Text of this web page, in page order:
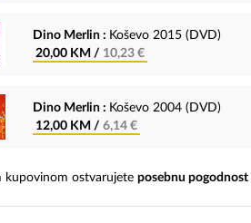
Dino Merlin : Koševo 2015 (DVD)
20,00 KM / 10,23 €
Dino Merlin : Koševo 2004 (DVD)
12,00 KM / 6,14 €
kupovinom ostvarujete posebnu pogodnost